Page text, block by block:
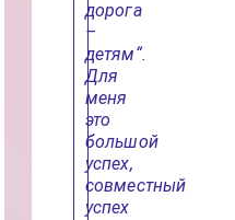
дорога
–
детям“.
Для
меня
это
большой
успех,
совместный
успех